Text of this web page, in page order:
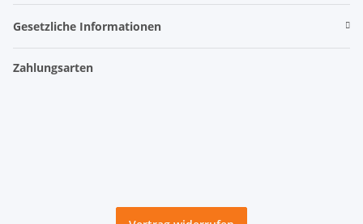
Gesetzliche Informationen
Zahlungsarten